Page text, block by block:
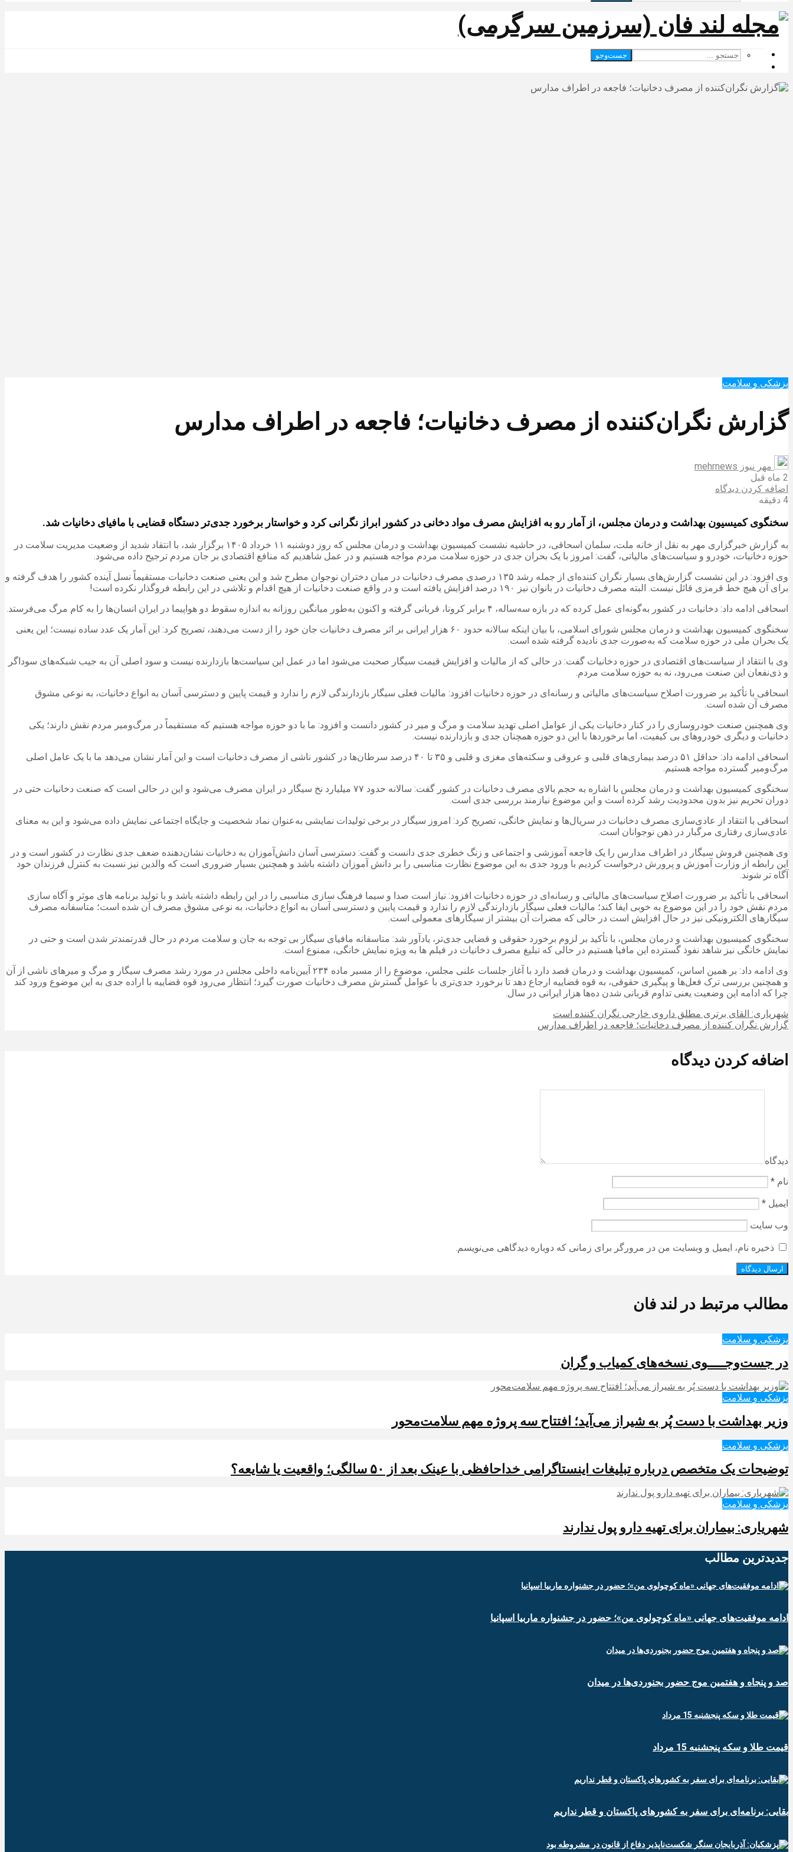
جست‌وجو
پزشکی و سلامت
گزارش نگران‌کننده از مصرف دخانیات؛ فاجعه در اطراف مدارس
مهر نیوز mehrnews
2 ماه قبل
اضافه کردن دیدگاه
4 دقیقه
سخنگوی کمیسیون بهداشت و درمان مجلس، از آمار رو به افزایش مصرف مواد دخانی در کشور ابراز نگرانی کرد و خواستار برخورد جدی‌تر دستگاه قضایی با مافیای دخانیات شد.
به گزارش خبرگزاری مهر به نقل از خانه ملت، سلمان اسحاقی، در حاشیه نشست کمیسیون بهداشت و درمان مجلس که روز دوشنبه ۱۱ خرداد ۱۴۰۵ برگزار شد، با انتقاد شدید از وضعیت مدیریت سلامت در
حوزه دخانیات، خودرو و سیاست‌های مالیاتی، گفت: امروز با یک بحران جدی در حوزه سلامت مردم مواجه هستیم و در عمل شاهدیم که منافع اقتصادی بر جان مردم ترجیح داده می‌شود.
وی افزود: در این نشست گزارش‌های بسیار نگران‌ کننده‌ای از جمله رشد ۱۳۵ درصدی مصرف دخانیات در میان دختران نوجوان مطرح شد و این یعنی صنعت دخانیات مستقیماً نسل آینده کشور را هدف گرفته و
برای آن هیچ خط قرمزی قائل نیست. البته مصرف دخانیات در بانوان نیز ۱۹۰ درصد افزایش یافته است و در واقع صنعت دخانیات از هیچ اقدام و تلاشی در این رابطه فروگذار نکرده است!
اسحاقی ادامه داد: دخانیات در کشور به‌گونه‌ای عمل کرده که در بازه سه‌ساله، ۴ برابر کرونا، قربانی گرفته و اکنون به‌طور میانگین روزانه به اندازه سقوط دو هواپیما در ایران انسان‌ها را به کام مرگ می‌فرستد.
سخنگوی کمیسیون بهداشت و درمان مجلس شورای اسلامی، با بیان اینکه سالانه حدود ۶۰ هزار ایرانی بر اثر مصرف دخانیات جان خود را از دست می‌دهند، تصریح کرد: این آمار یک عدد ساده نیست؛ این یعنی
یک بحران ملی در حوزه سلامت که به‌صورت جدی نادیده گرفته شده است.
وی با انتقاد از سیاست‌های اقتصادی در حوزه دخانیات گفت: در حالی که از مالیات و افزایش قیمت سیگار صحبت می‌شود اما در عمل این سیاست‌ها بازدارنده نیست و سود اصلی آن به جیب شبکه‌های سوداگر
و ذی‌نفعان این صنعت می‌رود، نه به حوزه سلامت مردم.
اسحاقی با تأکید بر ضرورت اصلاح سیاست‌های مالیاتی و رسانه‌ای در حوزه دخانیات افزود: مالیات فعلی سیگار بازدارندگی لازم را ندارد و قیمت پایین و دسترسی آسان به انواع دخانیات، به نوعی مشوق
مصرف آن شده است.
وی همچنین صنعت خودروسازی را در کنار دخانیات یکی از عوامل اصلی تهدید سلامت و مرگ و میر در کشور دانست و افزود: ما با دو حوزه مواجه هستیم که مستقیماً در مرگ‌ومیر مردم نقش دارند؛ یکی
دخانیات و دیگری خودروهای بی کیفیت، اما برخوردها با این دو حوزه همچنان جدی و بازدارنده نیست.
اسحاقی ادامه داد: حداقل ۵۱ درصد بیماری‌های قلبی و عروقی و سکته‌های مغزی و قلبی و ۳۵ تا ۴۰ درصد سرطان‌ها در کشور ناشی از مصرف دخانیات است و این آمار نشان می‌دهد ما با یک عامل اصلی
مرگ‌ومیر گسترده مواجه هستیم.
سخنگوی کمیسیون بهداشت و درمان مجلس با اشاره به حجم بالای مصرف دخانیات در کشور گفت: سالانه حدود ۷۷ میلیارد نخ سیگار در ایران مصرف می‌شود و این در حالی است که صنعت دخانیات حتی در
دوران تحریم نیز بدون محدودیت رشد کرده است و این موضوع نیازمند بررسی جدی است.
اسحاقی با انتقاد از عادی‌سازی مصرف دخانیات در سریال‌ها و نمایش خانگی، تصریح کرد: امروز سیگار در برخی تولیدات نمایشی به‌عنوان نماد شخصیت و جایگاه اجتماعی نمایش داده می‌شود و این به معنای
عادی‌سازی رفتاری مرگبار در ذهن نوجوانان است.
وی همچنین فروش سیگار در اطراف مدارس را یک فاجعه آموزشی و اجتماعی و زنگ خطری جدی دانست و گفت: دسترسی آسان دانش‌آموزان به دخانیات نشان‌دهنده ضعف جدی نظارت در کشور است و در
این رابطه از وزارت آموزش و پرورش درخواست کردیم با ورود جدی به این موضوع نظارت مناسبی را بر دانش آموزان داشته باشد و همچنین بسیار ضروری است که والدین نیز نسبت به کنترل فرزندان خود
آگاه تر شوند.
اسحاقی با تأکید بر ضرورت اصلاح سیاست‌های مالیاتی و رسانه‌ای در حوزه دخانیات افزود: نیاز است صدا و سیما فرهنگ سازی مناسبی را در این رابطه داشته باشد و با تولید برنامه های موثر و آگاه سازی
مردم نقش خود را در این موضوع به خوبی ایفا کند؛ مالیات فعلی سیگار بازدارندگی لازم را ندارد و قیمت پایین و دسترسی آسان به انواع دخانیات، به نوعی مشوق مصرف آن شده است؛ متاسفانه مصرف
سیگارهای الکترونیکی نیز در حال افزایش است در حالی که مضرات آن بیشتر از سیگارهای معمولی است.
سخنگوی کمیسیون بهداشت و درمان مجلس، با تأکید بر لزوم برخورد حقوقی و قضایی جدی‌تر، یادآور شد: متاسفانه مافیای سیگار بی توجه به جان و سلامت مردم در حال قدرتمندتر شدن است و حتی در
نمایش خانگی نیز شاهد نفوذ گسترده این مافیا هستیم در حالی که تبلیغ مصرف دخانیات در فیلم ها به ویژه نمایش خانگی، ممنوع است.
وی ادامه داد: بر همین اساس، کمیسیون بهداشت و درمان قصد دارد با آغاز جلسات علنی مجلس، موضوع را از مسیر ماده ۲۳۴ آیین‌نامه داخلی مجلس در مورد رشد مصرف سیگار و مرگ و میرهای ناشی از آن
و همچنین بررسی ترک فعل‌ها و پیگیری حقوقی، به قوه قضاییه ارجاع دهد تا برخورد جدی‌تری با عوامل گسترش مصرف دخانیات صورت گیرد؛ انتظار می‌رود قوه قضاییه با اراده جدی به این موضوع ورود کند
چرا که ادامه این وضعیت یعنی تداوم قربانی شدن ده‌ها هزار ایرانی در سال.
شهریاری: القای برتری مطلق داروی خارجی نگران‌ کننده است
گزارش نگران کننده از مصرف دخانیات؛ فاجعه در اطراف مدارس
اضافه کردن دیدگاه
دیدگاه
نام *
ایمیل *
وب‌ سایت
ذخیره نام، ایمیل و وبسایت من در مرورگر برای زمانی که دوباره دیدگاهی می‌نویسم.
مطالب مرتبط در لند فان
پزشکی و سلامت
در جست‌وجـــــوی نسخه‌های کمیاب و گران
پزشکی و سلامت
وزیر بهداشت با دست پُر به شیراز می‌آید؛ افتتاح سه پروژه مهم سلامت‌محور
پزشکی و سلامت
توضیحات یک متخصص درباره تبلیغات اینستاگرامی خداحافظی با عینک بعد از ۵۰ سالگی؛ واقعیت یا شایعه؟
پزشکی و سلامت
شهریاری: بیماران برای تهیه دارو پول ندارند
جدیدترین‌ مطالب
ادامه موفقیت‌های جهانی «ماه کوچولوی من»؛ حضور در جشنواره ماربیا اسپانیا
صد و پنجاه و هفتمین موج حضور بجنوردی‌ها در میدان
قیمت طلا و سکه پنجشنبه 15 مرداد
بقایی: برنامه‌ای برای سفر به کشورهای پاکستان و قطر نداریم